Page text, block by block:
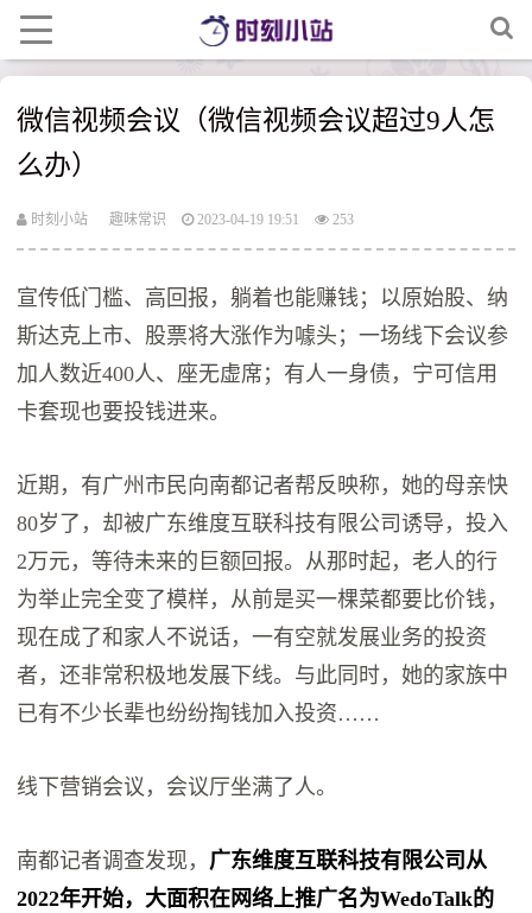
微信视频会议（微信视频会议超过9人怎
么办）
时刻小站 趣味常识 2023-04-19 19:51 253
宣传低门槛、高回报，躺着也能赚钱；以原始股、纳
斯达克上市、股票将大涨作为噱头；一场线下会议参
加人数近400人、座无虚席；有人一身债，宁可信用
卡套现也要投钱进来。
近期，有广州市民向南都记者帮反映称，她的母亲快
80岁了，却被广东维度互联科技有限公司诱导，投入
2万元，等待未来的巨额回报。从那时起，老人的行
为举止完全变了模样，从前是买一棵菜都要比价钱，
现在成了和家人不说话，一有空就发展业务的投资
者，还非常积极地发展下线。与此同时，她的家族中
已有不少长辈也纷纷掏钱加入投资……
线下营销会议，会议厅坐满了人。
南都记者调查发现， 广东维度互联科技有限公司从
2022年开始，大面积在网络上推广名为WedoTalk的